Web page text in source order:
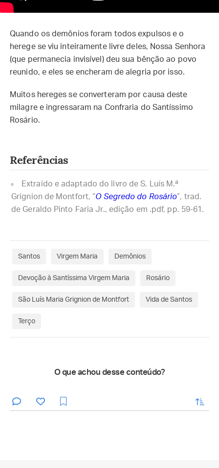
Quando os demônios foram todos expulsos e o
herege se viu inteiramente livre deles, Nossa Senhora
(que permanecia invisível) deu sua bênção ao povo
reunido, e eles se encheram de alegria por isso.
Muitos hereges se converteram por causa deste
milagre e ingressaram na Confraria do Santíssimo
Rosário.
Referências
Extraído e adaptado do livro de S. Luís M.ª
Grignion de Montfort, “O Segredo do Rosário”, trad.
de Geraldo Pinto Faria Jr., edição em .pdf, pp. 59-61.
Santos Virgem Maria Demônios
Devoção à Santíssima Virgem Maria Rosário
São Luís Maria Grignion de Montfort Vida de Santos
Terço
O que achou desse conteúdo?
enviar